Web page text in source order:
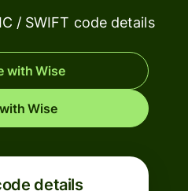
/ SWIFT code details
with Wise
Wise
details